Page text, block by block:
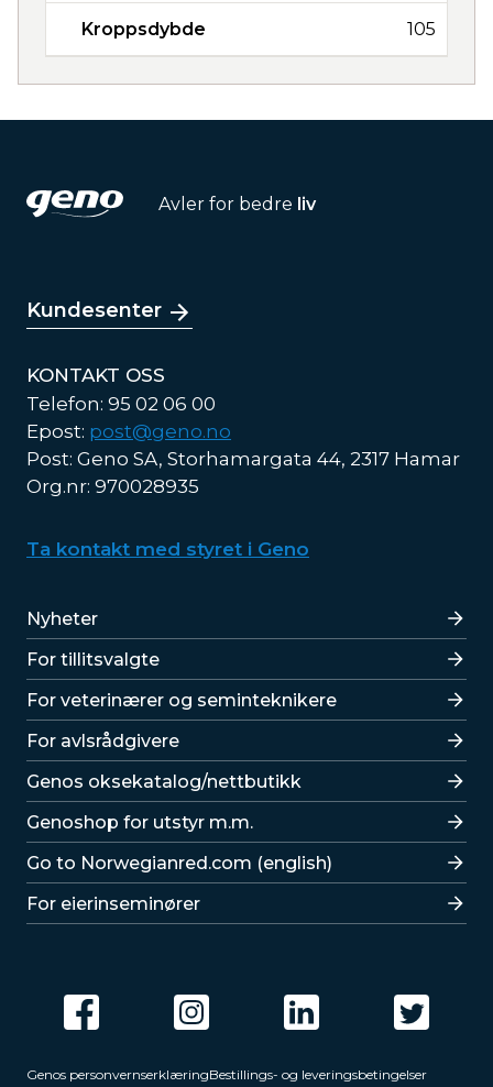
Kroppsdybde 105
Avler for bedre liv
Kundesenter
KONTAKT OSS
Telefon: 95 02 06 00
Epost: post@geno.no
Post: Geno SA, Storhamargata 44, 2317 Hamar
Org.nr: 970028935
Ta kontakt med styret i Geno
Lenker
Nyheter
For tillitsvalgte
For veterinærer og seminteknikere
For avlsrådgivere
Lenker
Genos oksekatalog/nettbutikk
Genoshop for utstyr m.m.
Go to Norwegianred.com (english)
For eierinseminører
Genos personvernserklæringBestillings- og leveringsbetingelser